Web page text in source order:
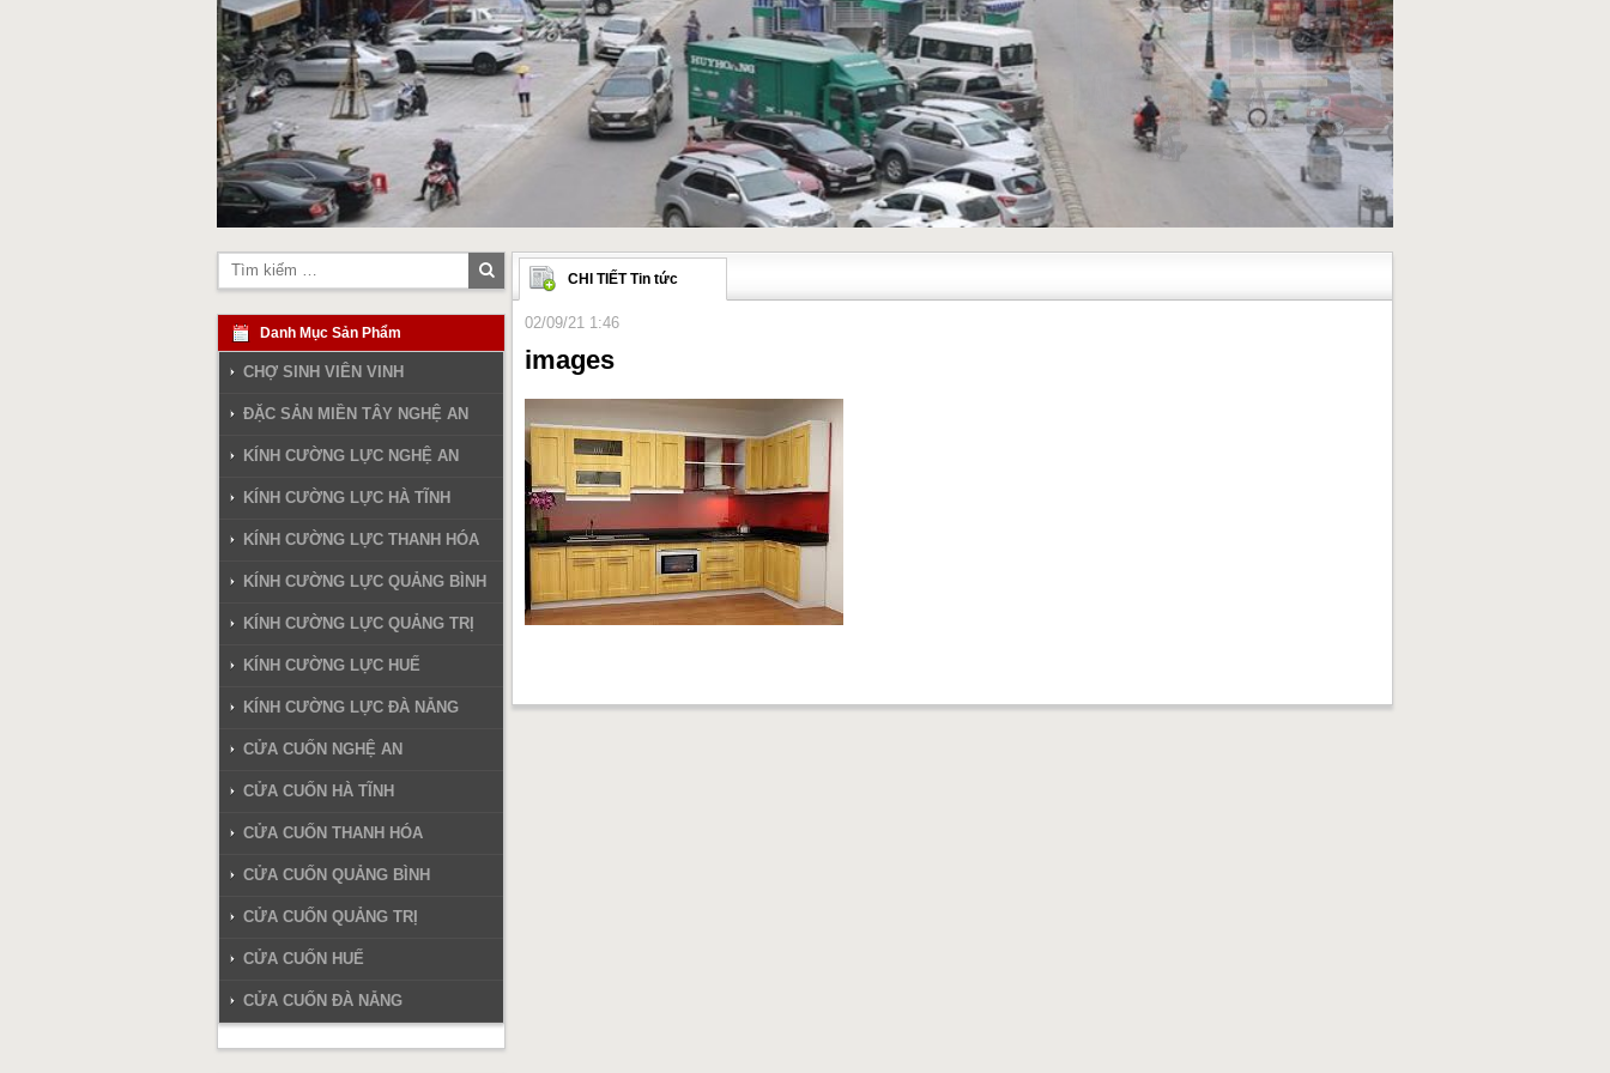
CHI TIẾT Tin tức
02/09/21 1:46
images
Tìm
kiếm
Danh Mục Sản Phẩm
CHỢ SINH VIÊN VINH
ĐẶC SẢN MIỀN TÂY NGHỆ AN
KÍNH CƯỜNG LỰC NGHỆ AN
KÍNH CƯỜNG LỰC HÀ TĨNH
KÍNH CƯỜNG LỰC THANH HÓA
KÍNH CƯỜNG LỰC QUẢNG BÌNH
KÍNH CƯỜNG LỰC QUẢNG TRỊ
KÍNH CƯỜNG LỰC HUẾ
KÍNH CƯỜNG LỰC ĐÀ NẴNG
CỬA CUỐN NGHỆ AN
CỬA CUỐN HÀ TĨNH
CỬA CUỐN THANH HÓA
CỬA CUỐN QUẢNG BÌNH
CỬA CUỐN QUẢNG TRỊ
CỬA CUỐN HUẾ
CỬA CUỐN ĐÀ NẴNG